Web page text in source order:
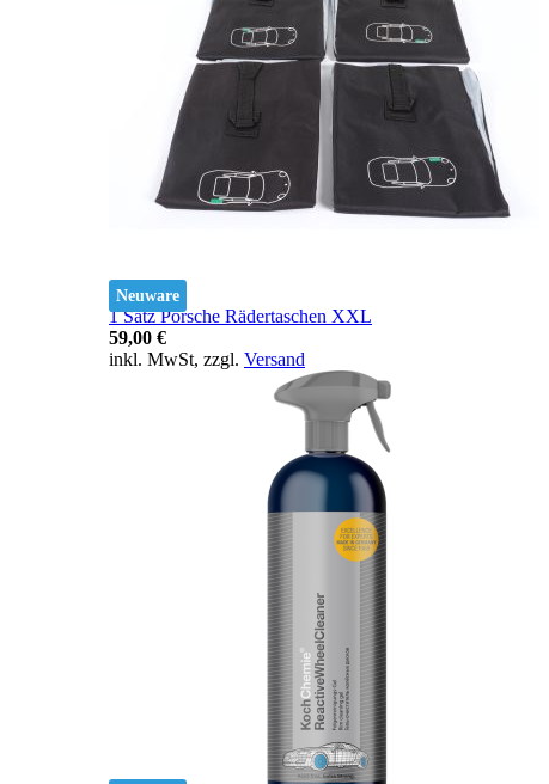
Neuware
1 Satz Porsche Rädertaschen XXL
59,00 €
inkl. MwSt, zzgl. Versand